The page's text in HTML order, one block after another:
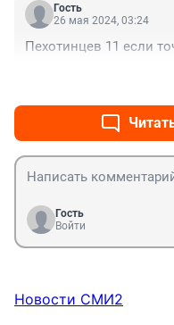
Гость
26 мая 2024, 03:24
Пехотинцев 11 если
Гость
Войти
Новости СМИ2